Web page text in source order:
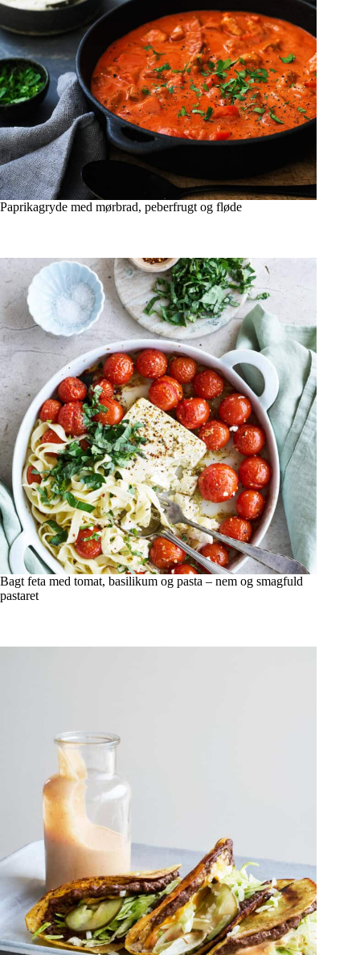
Paprikagryde med mørbrad, peberfrugt og fløde
Bagt feta med tomat, basilikum og pasta – nem og smagfuld
pastaret